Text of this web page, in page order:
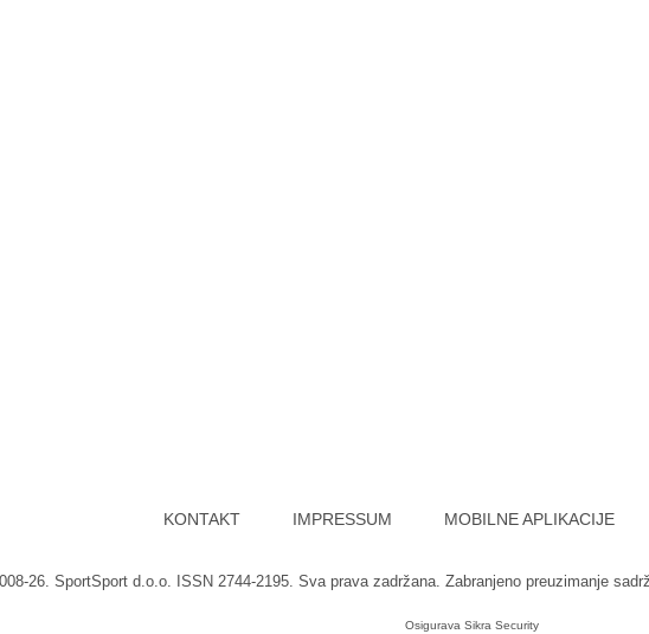
KONTAKT IMPRESSUM MOBILNE APLIKACIJE
26. SportSport d.o.o. ISSN 2744-2195. Sva prava zadržana. Zabranjeno preuzimanje
Osigurava Sikra Security